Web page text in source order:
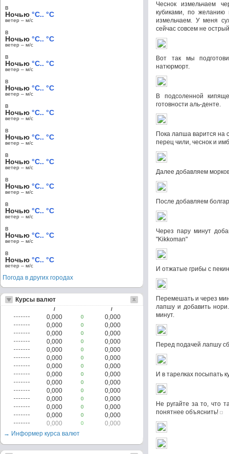
Чеснок измельчаем
кубиками, по
измельчаем. У меня
сейчас совсем не острый
Вот так мы
натюрморт.
В подсоленной
готовности аль-денте.
Пока лапша варится на
перец чили, чеснок и
Далее добавляем
После добавляем
Через пару минут
"Kikkoman"
И отжатые грибы с
Перемешать и через
лапшу и добавить
минут.
Перед подачей лапшу
И в тарелках посыпать
Не ругайте за то, что
понятнее объяснить!
в
Ночью °C.. °C
ветер – м/c
в
Ночью °C.. °C
ветер – м/c
в
Ночью °C.. °C
ветер – м/c
в
Ночью °C.. °C
ветер – м/c
в
Ночью °C.. °C
ветер – м/c
в
Ночью °C.. °C
ветер – м/c
в
Ночью °C.. °C
ветер – м/c
в
Ночью °C.. °C
ветер – м/c
в
Ночью °C.. °C
ветер – м/c
в
Ночью °C.. °C
ветер – м/c
в
Ночью °C.. °C
ветер – м/c
Погода в других городах
Курсы валют
/ /
0,000 0
0,000
0,000
0
0,000
0,000
0
0,000
0,000
0
0,000
0,000
0
0,000
0,000
0
0,000
0,000
0
0,000
0,000
0
0,000
0,000
0
0,000
0,000
0
0,000
0,000
0
0,000
0,000
0
0,000
0,000
0
0,000
0,000
0
0,000
→ Информер курса валют